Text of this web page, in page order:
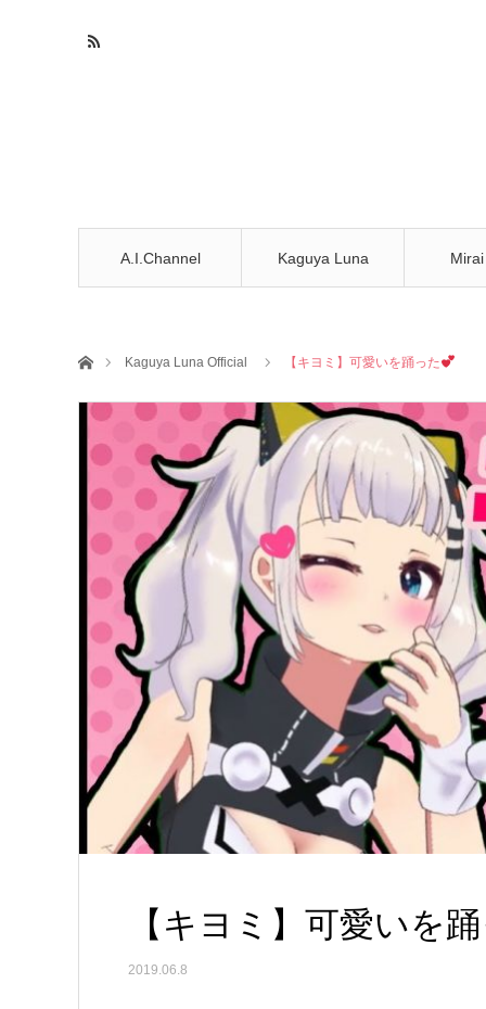
A.I.Channel Kaguya Luna
ホームKaguya Luna Official 【キヨミ】可愛いを踊った
【キヨミ】可愛いを
2019.06.8